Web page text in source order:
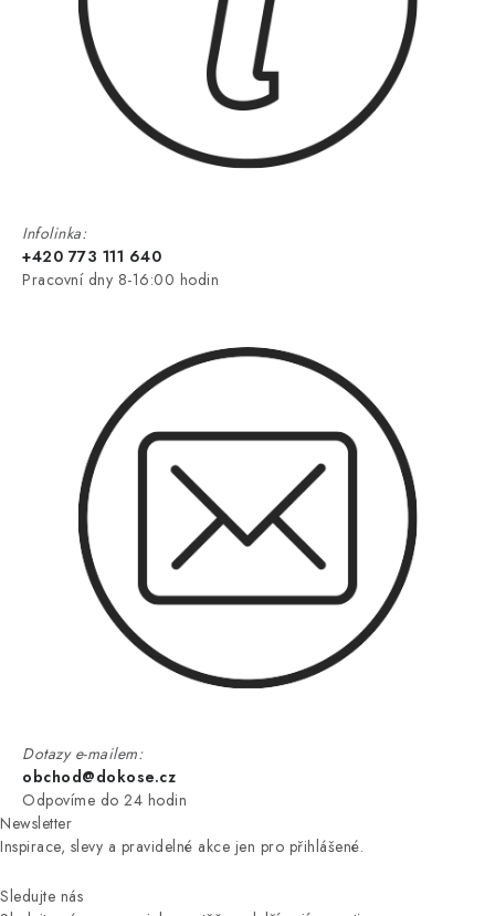
Infolinka:
+420 773 111 640
Pracovní dny 8-16:00 hodin
Dotazy e-mailem:
obchod@dokose.cz
Odpovíme do 24 hodin
Newsletter
Inspirace, slevy a pravidelné akce jen pro přihlášené.
Sledujte nás